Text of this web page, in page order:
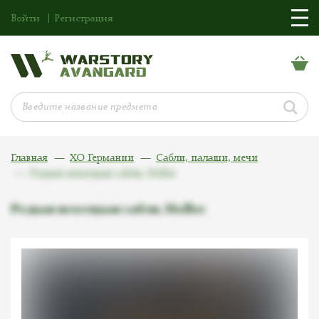
Войти Регистрация
Главная ХО Германии
Сабли, палаши, мечи
Редкая немецкая сабля, Holler